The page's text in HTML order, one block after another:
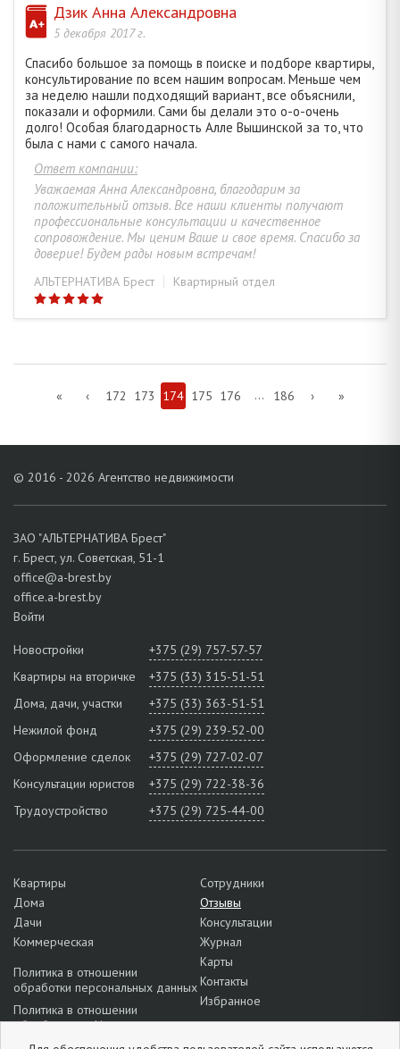
Дзик Анна Александровна
5 декабря 2017 г.
Спасибо большое за помощь в поиске и подборе квартиры,
консультирование по всем нашим вопросам. Меньше чем
за неделю нашли подходящий вариант, все объяснили,
показали и оформили. Сами бы делали это о-о-очень
долго! Особая благодарность Алле Вышинской за то, что
была с нами с самого начала.
Ответ компании:
Уважаемая Анна Александровна, благодарим за
положительный отзыв. Все наши клиенты получают
профессиональные консультации и качественное
сопровождение. Мы ценим Ваше и свое время. Спасибо за
доверие! Будем рады новым встречам!
АЛЬТЕРНАТИВА Брест Квартирный отдел
« ‹ 172 173 174 175 176 ... 186 › »
© 2016 - 2026 Агентство недвижимости
ЗАО "АЛЬТЕРНАТИВА Брест"
г. Брест, ул. Советская, 51-1
office@a-brest.by
office.a-brest.by
Войти
Новостройки
+375 (29) 757-57-57
Квартиры на вторичке
+375 (33) 315-51-51
Дома, дачи, участки
+375 (33) 363-51-51
Нежилой фонд
+375 (29) 239-52-00
Оформление сделок
+375 (29) 727-02-07
Консультации юристов
+375 (29) 722-38-36
Трудоустройство
+375 (29) 725-44-00
Квартиры
Дома
Дачи
Коммерческая
Политика в отношении
обработки персональных данных
Политика в отношении
обработки cookie
Сотрудники
Отзывы
Консультации
Журнал
Карты
Контакты
Избранное